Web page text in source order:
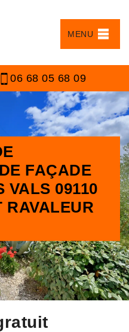
MENU
06 68 05 68 09
FAÇADE
VALS 09110
RAVALEUR